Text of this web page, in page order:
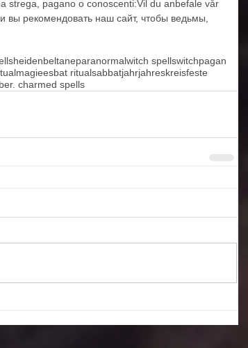
strega, pagano o conoscenti:Vil du anbefale vår
вы рекомендовать наш сайт, чтобы ведьмы,
heidenbeltaneparanormalwitch spellswitchpagan
magieesbat ritualsabbatjahrjahreskreisfeste
charmed spells